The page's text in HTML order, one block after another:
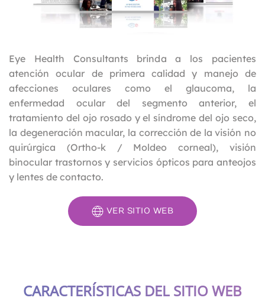
Eye Health Consultants brinda a los pacientes
atención ocular de primera calidad y manejo de
afecciones oculares como el glaucoma, la
enfermedad ocular del segmento anterior, el
tratamiento del ojo rosado y el síndrome del ojo seco,
la degeneración macular, la corrección de la visión no
quirúrgica (Ortho-k / Moldeo corneal), visión
binocular trastornos y servicios ópticos para anteojos
y lentes de contacto.
VER SITIO WEB
CARACTERÍSTICAS DEL SITIO WEB